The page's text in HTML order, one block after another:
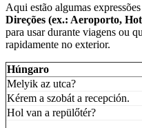
Aqui estão algumas
Direções (ex.: Aeroporto,
para usar durante viagens ou
rapidamente no exterior.
Húngaro
Melyik az utca?
Kérem a szobát a recepción.
Hol van a repülőtér?